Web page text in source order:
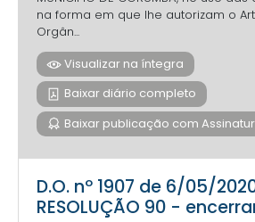
na forma em que lhe autorizam o
Orgân...
Visualizar na íntegra
Baixar diário completo
Baixar publicação com
D.O. nº 1907 de 6/05/
RESOLUÇÃO 90 -